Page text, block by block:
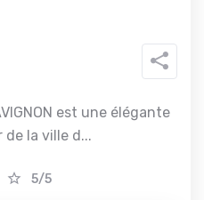
est une élégante
la ville d...
5/5